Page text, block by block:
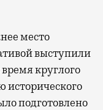
место
выступили
круглого
исторического
подготовлено